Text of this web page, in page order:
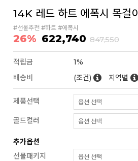
14K 레드 하트 에폭시 목걸이
#선물추천 #하트 #에폭시
26% 622,740 847,550
적립금
1%
배송비
(조건) 지역별
제품선택
골드컬러
추가옵션
선물패키지